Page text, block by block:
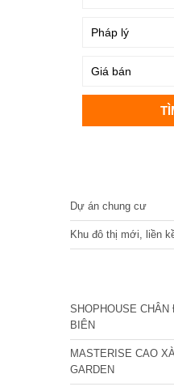
Dự án chung cư
Khu đô thị mới, liền
SHOPHOUSE
BIÊN
MASTERISE CAO
GARDEN